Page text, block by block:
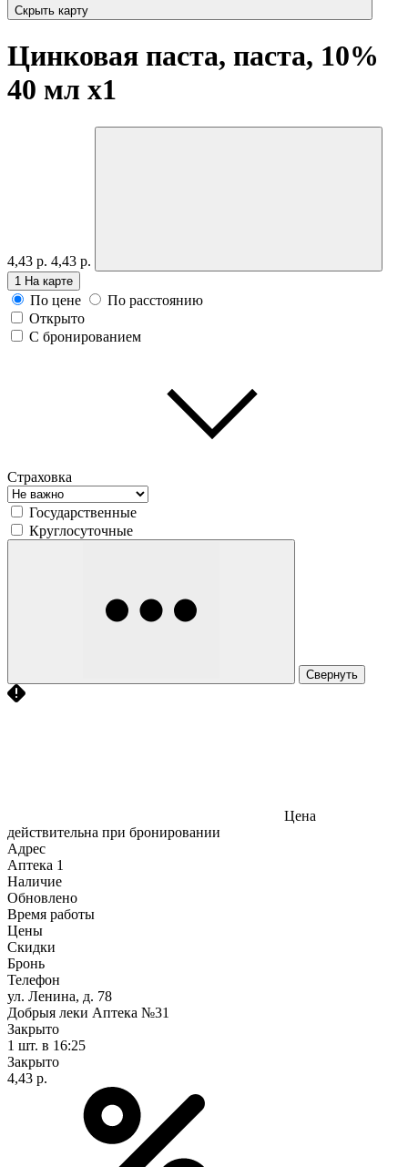
Скрыть карту
Цинковая паста, паста, 10%
40 мл x1
4,43 р. 4,43 р.
1 На карте
По цене
По расстоянию
Открыто
С бронированием
Страховка
Государственные
Круглосуточные
Свернуть
Цена
действительна при бронировании
Адрес
Аптека 1
Наличие
Обновлено
Время работы
Цены
Скидки
Бронь
Телефон
ул. Ленина, д. 78
Добрыя леки Аптека №31
Закрыто
1 шт. в 16:25
Закрыто
4,43 р.